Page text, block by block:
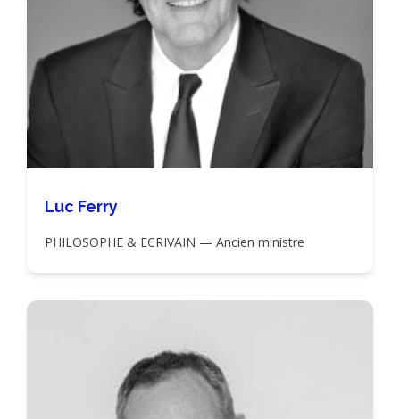
Luc Ferry
PHILOSOPHE & ECRIVAIN — Ancien ministre